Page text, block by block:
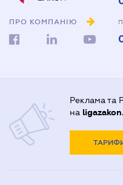
ПРО КОМПАНІЮ
Реклама та
на